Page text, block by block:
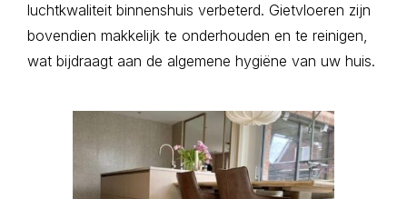
luchtkwaliteit binnenshuis verbeterd. Gietvloeren zijn
bovendien makkelijk te onderhouden en te reinigen,
wat bijdraagt aan de algemene hygiëne van uw huis.